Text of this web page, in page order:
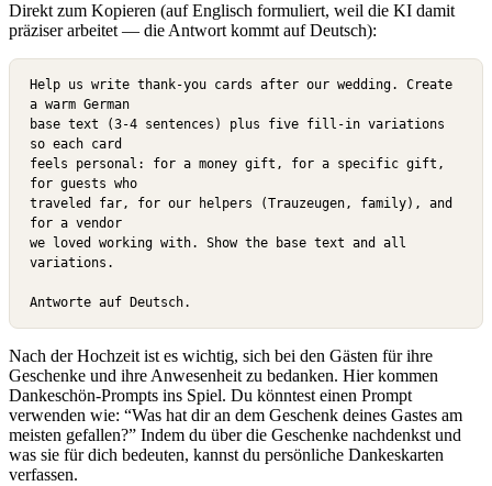
Direkt zum Kopieren (auf Englisch formuliert, weil die KI damit
präziser arbeitet — die Antwort kommt auf Deutsch):
Help us write thank-you cards after our wedding. Create
a warm German
base text (3-4 sentences) plus five fill-in variations
so each card
feels personal: for a money gift, for a specific gift,
for guests who
traveled far, for our helpers (Trauzeugen, family), and
for a vendor
we loved working with. Show the base text and all
variations.
Antworte auf Deutsch.
Nach der Hochzeit ist es wichtig, sich bei den Gästen für ihre
Geschenke und ihre Anwesenheit zu bedanken. Hier kommen
Dankeschön-Prompts ins Spiel. Du könntest einen Prompt
verwenden wie: “Was hat dir an dem Geschenk deines Gastes am
meisten gefallen?” Indem du über die Geschenke nachdenkst und
was sie für dich bedeuten, kannst du persönliche Dankeskarten
verfassen.